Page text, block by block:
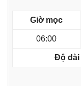
Giờ mọc
06:00
Độ dài